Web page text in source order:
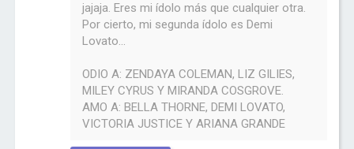
jajaja. Eres mi ídolo más que cualquier otra.
Por cierto, mi segunda ídolo es Demi
Lovato...
ODIO A: ZENDAYA COLEMAN, LIZ GILIES,
MILEY CYRUS Y MIRANDA COSGROVE.
AMO A: BELLA THORNE, DEMI LOVATO,
VICTORIA JUSTICE Y ARIANA GRANDE